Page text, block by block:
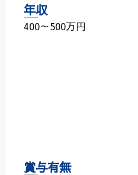
年収
400～500万円
賞与有無